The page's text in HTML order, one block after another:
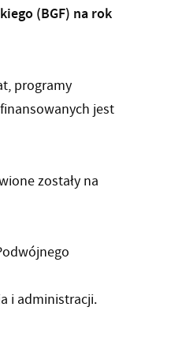
(BGF) na rok
programy
jest
zostały na
i administracji.